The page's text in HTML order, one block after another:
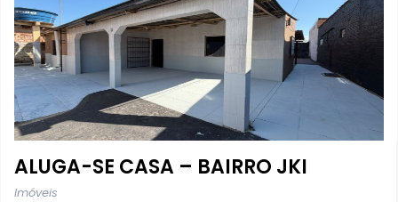
ALUGA-SE CASA – BAIRRO JKI
Imóveis